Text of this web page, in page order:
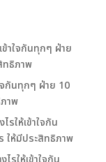
ข้าใจกันทุกๆ ฝ่าย
ทธิภาพ
จกันทุกๆ ฝ่าย 10
าพ
รให้เข้าใจกัน
ให้มีประสิทธิภาพ